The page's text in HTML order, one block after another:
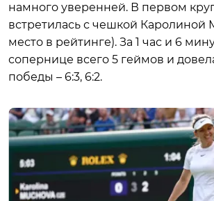
намного уверенней. В первом
встретилась с чешкой Каролиной
место в рейтинге). За 1 час и 6
сопернице всего 5 геймов и
победы – 6:3, 6:2.